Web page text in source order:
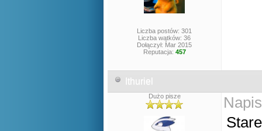
Liczba postów: 301
Liczba wątków: 36
Dołączył: Mar 2015
Reputacja: 457
Ithuriel
Dużo pisze